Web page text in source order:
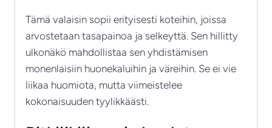
Tämä valaisin sopii erityisesti koteihin, joissa
arvostetaan tasapainoa ja selkeyttä. Sen hillitty
ulkonäkö mahdollistaa sen yhdistämisen
monenlaisiin huonekaluihin ja väreihin. Se ei vie
liikaa huomiota, mutta viimeistelee
kokonaisuuden tyylikkäästi.